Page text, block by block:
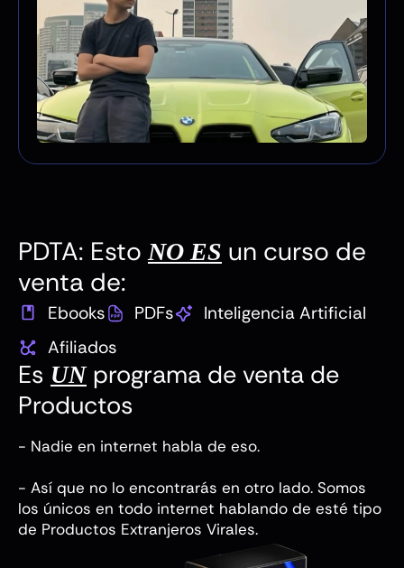
PDTA: EstoNO ES un curso de
venta de:
Ebooks PDFs
Inteligencia Artificial
Afiliados
Es UNprograma de venta de
Productos
- Nadie en internet habla de eso.
- Así que no lo encontrarás en otro lado. Somos
los únicos en todo internet hablando de esté tipo
de Productos Extranjeros Virales.